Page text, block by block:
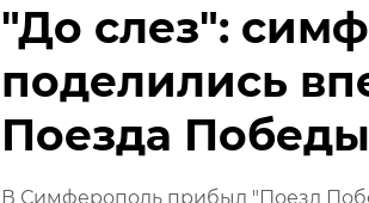
"До слез":
поделились
Поезда Победы
В Симферополь прибыл "Поезд